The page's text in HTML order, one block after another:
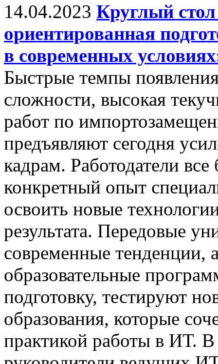
14.04.2023 Круглый
ориентированная
в современных
Быстрые темпы
сложности, высокая
работ по
предъявляют сегодня
кадрам. Работодатели
конкретный опыт
освоить новые
результата. Передовые
современные тенденции,
образовательные
подготовку, тестируют
образования, которые
практикой работы в ИТ. В